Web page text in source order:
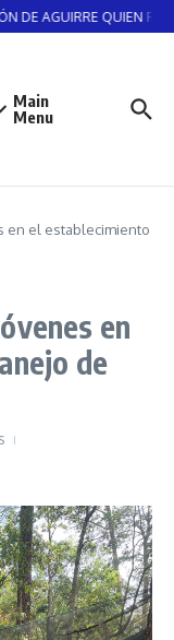
DE AGUIRRE QUIEN
Main
Menu
en el establecimiento
en
de